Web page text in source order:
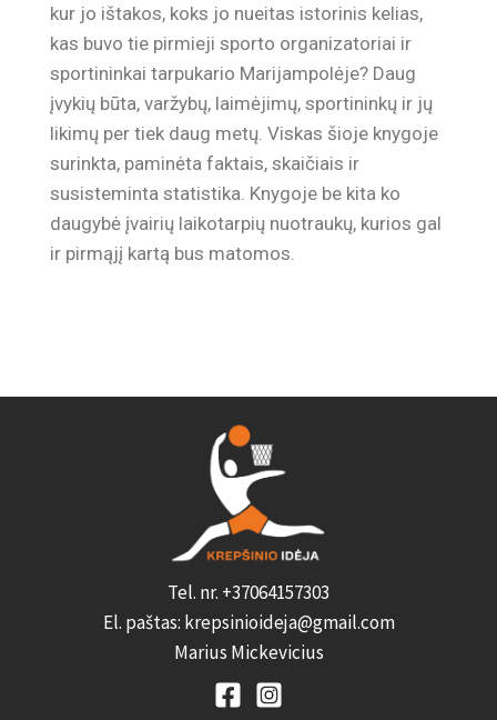
kur jo ištakos, koks jo nueitas istorinis kelias,
kas buvo tie pirmieji sporto organizatoriai ir
sportininkai tarpukario Marijampolėje? Daug
įvykių būta, varžybų, laimėjimų, sportininkų ir jų
likimų per tiek daug metų. Viskas šioje knygoje
surinkta, paminėta faktais, skaičiais ir
susisteminta statistika. Knygoje be kita ko
daugybė įvairių laikotarpių nuotraukų, kurios gal
ir pirmąjį kartą bus matomos.
Tel. nr. +37064157303
El. paštas: krepsinioideja@gmail.com
Marius Mickevicius